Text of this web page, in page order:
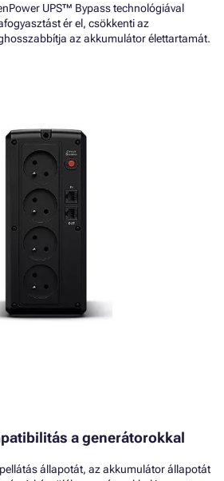
UPS™ Bypass technológiával
ér el, csökkenti az
az akkumulátor élettartamát.
a generátorokkal
állapotát, az akkumulátor állapotát